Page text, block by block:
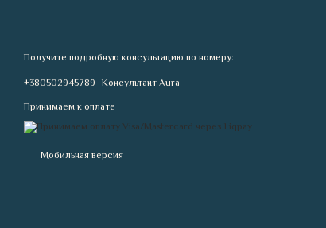
Получите подробную консультацию по номеру:
+380502945789- Консультант Aura
Принимаем к оплате
Мобильная версия